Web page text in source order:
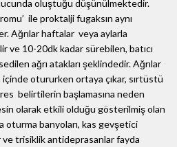
oluştuğu düşünülmektedir.
ile proktalji fugaksın aynı
Ağrılar haftalar veya aylarla
ve 10-20dk kadar sürebilen, batıcı
ağrı atakları şeklindedir. Ağrılar
otururken ortaya çıkar, sırtüstü
belirtilerin başlamasına neden
olarak etkili olduğu gösterilmiş olan
oturma banyoları, kas gevşetici
trisiklik antideprasanlar fayda